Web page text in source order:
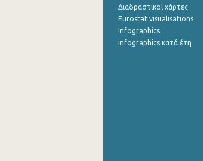
Διαδραστικοί χάρτες
Eurostat visualisations
Infographics
infographics κατά έτη